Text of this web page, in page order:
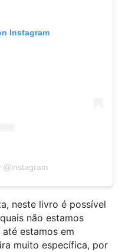
Instagram
@instagram
neste livro é possível
não estamos
até estamos em
muito específica, por